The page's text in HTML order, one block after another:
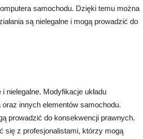
samochodu. Dzięki temu można
są nielegalne i mogą prowadzić do
nielegalne. Modyfikacje układu
innych elementów samochodu.
prowadzić do konsekwencji prawnych.
się z profesjonalistami, którzy mogą